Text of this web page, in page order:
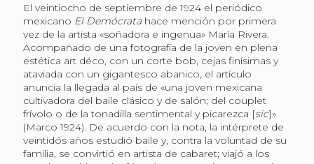
El veintiocho de septiembre de 1924 el periódico
mexicano El Demócrata hace mención por primera
vez de la artista «soñadora e ingenua» María Rivera.
Acompañado de una fotografía de la joven en plena
estética art déco, con un corte bob, cejas finísimas y
ataviada con un gigantesco abanico, el artículo
anuncia la llegada al país de «una joven mexicana
cultivadora del baile clásico y de salón; del couplet
frívolo o de la tonadilla sentimental y picarezca [sic]»
(Marco 1924). De acuerdo con la nota, la intérprete de
veintidós años estudió baile y, contra la voluntad de su
familia, se convirtió en artista de cabaret; viajó a los